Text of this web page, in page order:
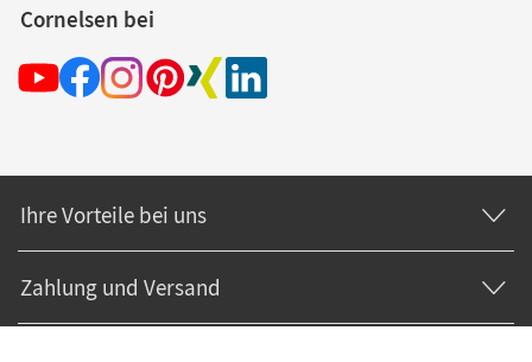
Cornelsen bei
Ihre Vorteile bei uns
Zahlung und Versand